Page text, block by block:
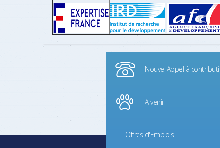
Nouvel Appel à
A venir
Offres d'Emplois